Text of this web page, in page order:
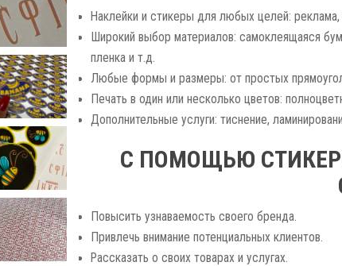
Наклейки и стикеры для любых целей:
Широкий выбор материалов: самоклеящаяся
пленка и т.д.
Любые формы и размеры: от простых
Печать в один или несколько цветов:
Дополнительные услуги: тиснение,
С ПОМОЩЬЮ
Повысить узнаваемость своего бренда.
Привлечь внимание потенциальных клиентов.
Рассказать о своих товарах и услугах.